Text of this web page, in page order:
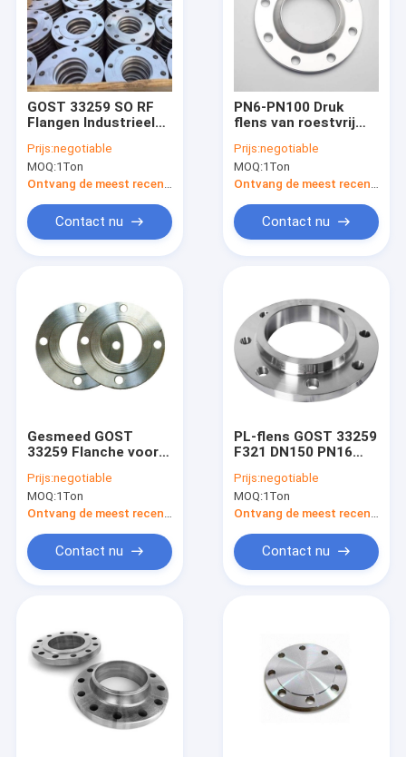
Producten
Over ons
Contacteer ons
FLENSdin EN 1092-1
FLENS JIS B2220
FLENS AWWA C207-07
PIJPmontage ASME B16.9
GOST 33259 SO RF
Flangen Industrieel
Flangen Klasse 400
Prijs:negotiable
MOQ:1Ton
Ontvang de meest recente Prijs
Contact nu
PN6-PN100 Druk
flens van roestvrij
Lasverbinding
Prijs:negotiable
MOQ:1Ton
Ontvang de meest recente Prijs
Contact nu
Gesmeed GOST
33259 Flanche voor
pijpleidingen met een
nominale druk PN6 -
PN100
Prijs:negotiable
MOQ:1Ton
Ontvang de meest recente Prijs
Contact nu
PL-flens GOST 33259
F321 DN150 PN16
Prijs:negotiable
MOQ:1Ton
Ontvang de meest recente Prijs
Contact nu